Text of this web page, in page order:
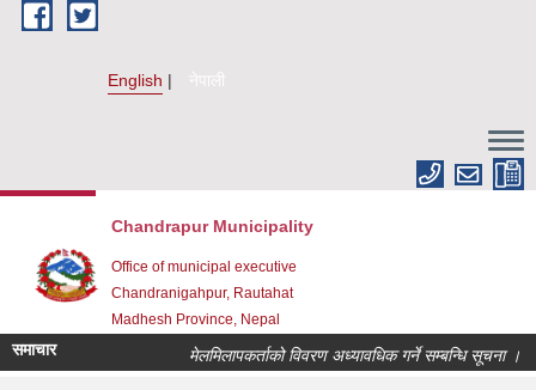
Skip to main content
English नेपाली
Chandrapur Municipality
Office of municipal executive
Chandranigahpur, Rautahat
Madhesh Province, Nepal
समाचार मेलमिलापकर्ताको विवरण अध्यावधिक गर्ने सम्बन्धि सूचना ।